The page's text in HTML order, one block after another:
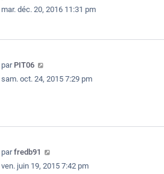
mar. déc. 20, 2016 11:31 pm
par PIT06
sam. oct. 24, 2015 7:29 pm
parfredb91
ven. juin 19, 2015 7:42 pm